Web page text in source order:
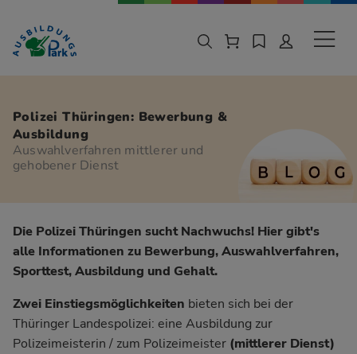
Zur Navigation springen
Zu den Hauptinhalten springen
Polizei Thüringen: Bewerbung &
Ausbildung
Auswahlverfahren mittlerer und
gehobener Dienst
Die Polizei Thüringen sucht Nachwuchs! Hier gibt's
alle Informationen zu Bewerbung, Auswahlverfahren,
Sporttest, Ausbildung und Gehalt.
Zwei Einstiegsmöglichkeiten bieten sich bei der
Thüringer Landespolizei: eine Ausbildung zur
Polizeimeisterin / zum Polizeimeister (mittlerer Dienst)